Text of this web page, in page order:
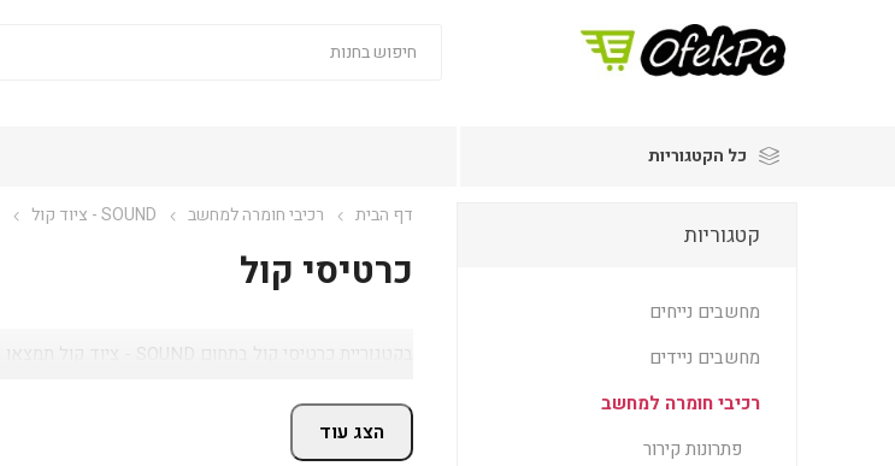
כל הקטגוריות
דף הבית רכיבי חומרה למחשב SOUND - ציוד קול
כרטיסי קול
בקטגוריית כרטיסי קול בתחום SOUND - ציוד קול תמצאו מבחר מוצרים ופתרונות מתאימים, עם מחירים מעודכנים, זמינות באתר ושירות מקצועי.
הצג עוד
קטגוריות
מחשבים נייחים
מחשבים ניידים
רכיבי חומרה למחשב
פתרונות קירור